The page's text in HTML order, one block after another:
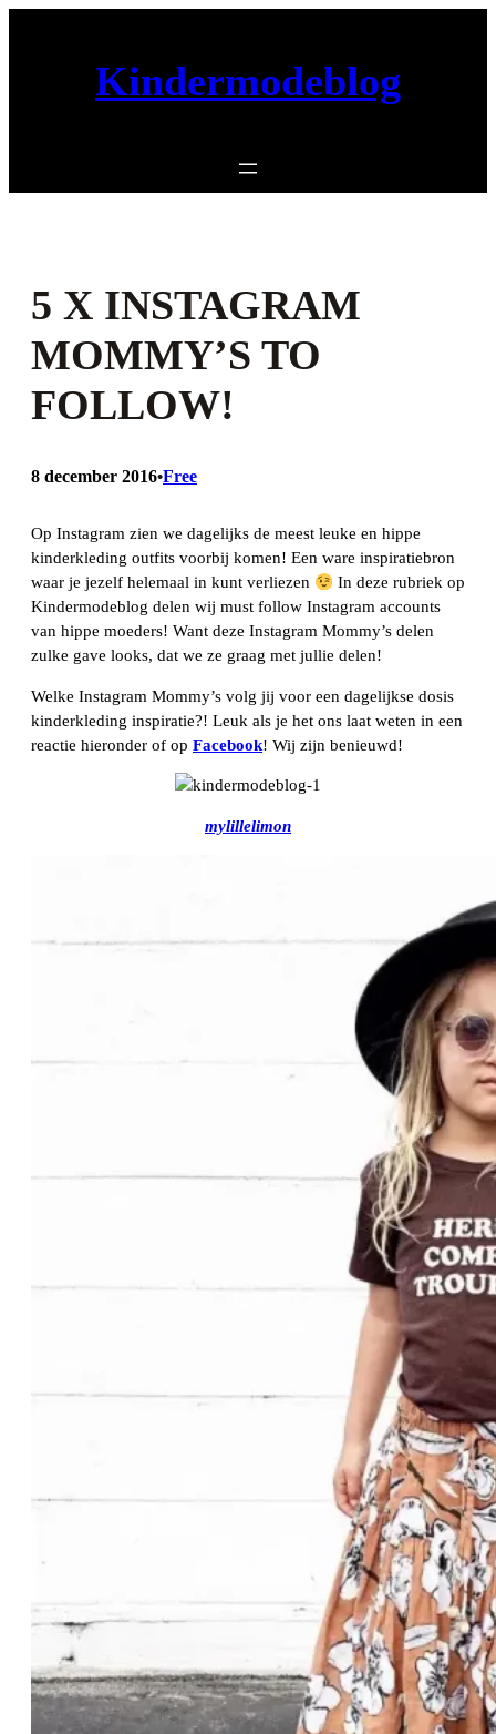
Kindermodeblog
5 X INSTAGRAM
MOMMY’S TO
FOLLOW!
8 december 2016•Free
Op Instagram zien we dagelijks de meest leuke en hippe
kinderkleding outfits voorbij komen! Een ware inspiratiebron
waar je jezelf helemaal in kunt verliezen
In deze rubriek op
Kindermodeblog delen wij must follow Instagram accounts
van hippe moeders! Want deze Instagram Mommy’s delen
zulke gave looks, dat we ze graag met jullie delen!
Welke Instagram Mommy’s volg jij voor een dagelijkse dosis
kinderkleding inspiratie?! Leuk als je het ons laat weten in een
reactie hieronder of op Facebook! Wij zijn benieuwd!
mylillelimon